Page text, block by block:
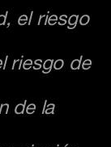
el riesgo
riesgo de
de la